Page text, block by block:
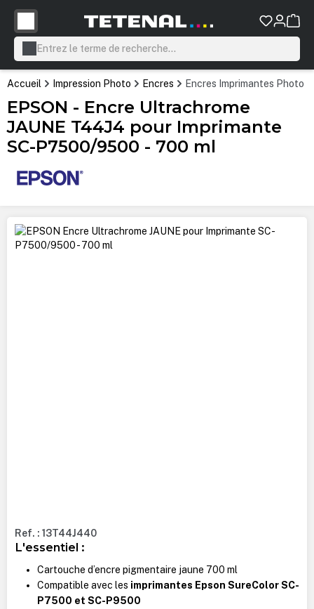
principal
Accueil Impression Photo Encres Encres Imprimantes Photo
EPSON - Encre Ultrachrome
JAUNE T44J4 pour Imprimante
SC-P7500/9500 - 700 ml
Ignorer la galerie d'images
Ref. : 13T44J440
L'essentiel :
Cartouche d’encre pigmentaire jaune 700 ml
Compatible avec les imprimantes Epson SureColor SC-
P7500 et SC-P9500